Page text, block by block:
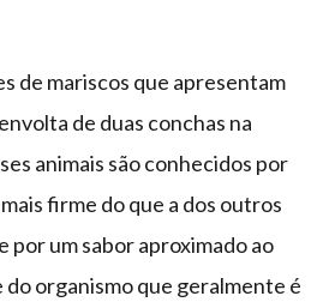
de mariscos que apresentam
de duas conchas na
animais são conhecidos por
firme do que a dos outros
por um sabor aproximado ao
do organismo que geralmente é